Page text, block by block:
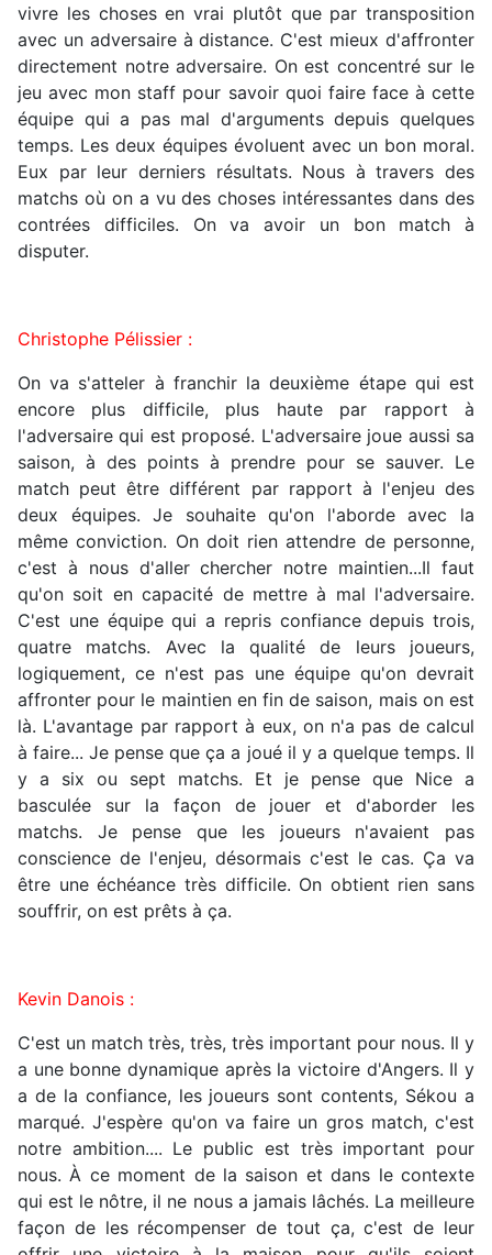
vivre les choses en vrai plutôt que par transposition
avec un adversaire à distance. C'est mieux d'affronter
directement notre adversaire. On est concentré sur le
jeu avec mon staff pour savoir quoi faire face à cette
équipe qui a pas mal d'arguments depuis quelques
temps. Les deux équipes évoluent avec un bon moral.
Eux par leur derniers résultats. Nous à travers des
matchs où on a vu des choses intéressantes dans des
contrées difficiles. On va avoir un bon match à
disputer.
Christophe Pélissier :
On va s'atteler à franchir la deuxième étape qui est
encore plus difficile, plus haute par rapport à
l'adversaire qui est proposé. L'adversaire joue aussi sa
saison, à des points à prendre pour se sauver. Le
match peut être différent par rapport à l'enjeu des
deux équipes. Je souhaite qu'on l'aborde avec la
même conviction. On doit rien attendre de personne,
c'est à nous d'aller chercher notre maintien...Il faut
qu'on soit en capacité de mettre à mal l'adversaire.
C'est une équipe qui a repris confiance depuis trois,
quatre matchs. Avec la qualité de leurs joueurs,
logiquement, ce n'est pas une équipe qu'on devrait
affronter pour le maintien en fin de saison, mais on est
là. L'avantage par rapport à eux, on n'a pas de calcul
à faire... Je pense que ça a joué il y a quelque temps. Il
y a six ou sept matchs. Et je pense que Nice a
basculée sur la façon de jouer et d'aborder les
matchs. Je pense que les joueurs n'avaient pas
conscience de l'enjeu, désormais c'est le cas. Ça va
être une échéance très difficile. On obtient rien sans
souffrir, on est prêts à ça.
Kevin Danois :
C'est un match très, très, très important pour nous. Il y
a une bonne dynamique après la victoire d'Angers. Il y
a de la confiance, les joueurs sont contents, Sékou a
marqué. J'espère qu'on va faire un gros match, c'est
notre ambition.... Le public est très important pour
nous. À ce moment de la saison et dans le contexte
qui est le nôtre, il ne nous a jamais lâchés. La meilleure
façon de les récompenser de tout ça, c'est de leur